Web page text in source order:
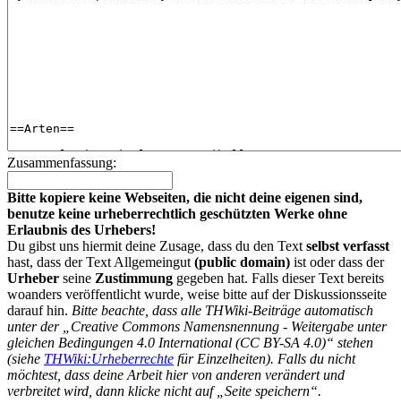
Zusammenfassung:
Bitte kopiere keine Webseiten, die nicht deine eigenen sind,
benutze keine urheberrechtlich geschützten Werke ohne
Erlaubnis des Urhebers!
Du gibst uns hiermit deine Zusage, dass du den Text selbst verfasst
hast, dass der Text Allgemeingut (public domain) ist oder dass der
Urheber seine Zustimmung gegeben hat. Falls dieser Text bereits
woanders veröffentlicht wurde, weise bitte auf der Diskussionsseite
darauf hin. Bitte beachte, dass alle THWiki-Beiträge automatisch
unter der „Creative Commons Namensnennung - Weitergabe unter
gleichen Bedingungen 4.0 International (CC BY-SA 4.0)“ stehen
(siehe THWiki:Urheberrechte für Einzelheiten). Falls du nicht
möchtest, dass deine Arbeit hier von anderen verändert und
verbreitet wird, dann klicke nicht auf „Seite speichern“.